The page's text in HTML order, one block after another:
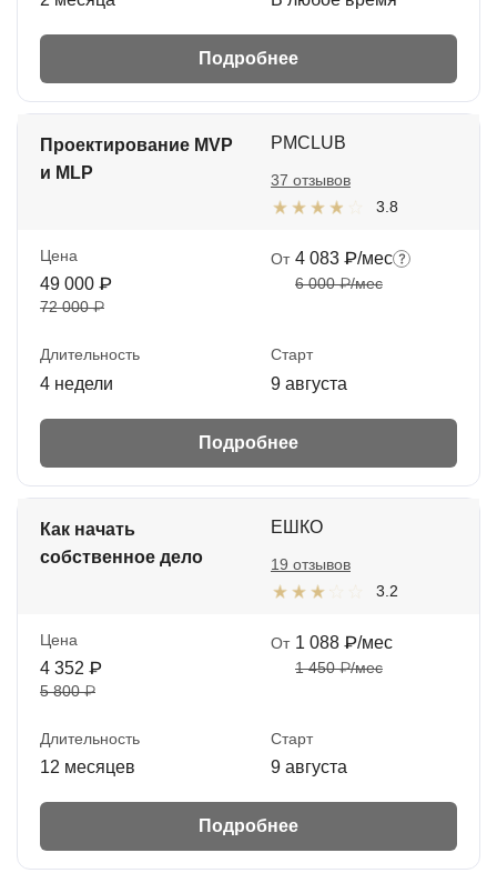
Подробнее
Проектирование MVP
и MLP
PMCLUB
3.8
37 отзывов
Цена
49 000 ₽
72 000 ₽
От 4 083 ₽/мес
6 000 ₽/мес
Длительность
4 недели
Старт
9 августа
Подробнее
Как начать
собственное дело
ЕШКО
3.2
19 отзывов
Цена
4 352 ₽
5 800 ₽
От 1 088 ₽/мес
1 450 ₽/мес
Длительность
12 месяцев
Старт
9 августа
Подробнее